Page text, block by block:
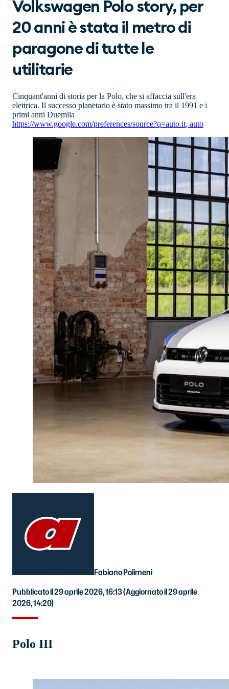
Volkswagen Polo story, per
20 anni è stata il metro di
paragone di tutte le
utilitarie
Cinquant'anni di storia per la Polo, che si affaccia sull'era
elettrica. Il successo planetario è stato massimo tra il 1991 e i
primi anni Duemila
https://www.google.com/preferences/source?q=auto.it, auto
Fabiano Polimeni
Pubblicato il 29 aprile 2026, 16:13(Aggiornato il 29 aprile
2026, 14:20)
Polo III